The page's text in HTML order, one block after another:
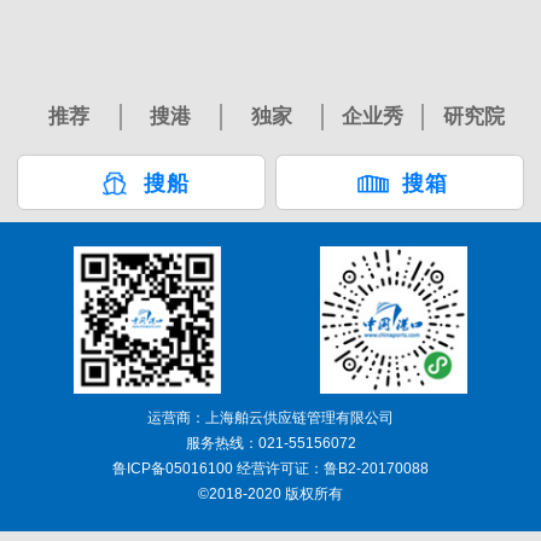
推荐 搜港 独家 企业秀 研究院
搜船 搜箱
运营商：上海舶云供应链管理有限公司
服务热线：021-55156072
鲁ICP备05016100 经营许可证：鲁B2-20170088
©2018-2020 版权所有